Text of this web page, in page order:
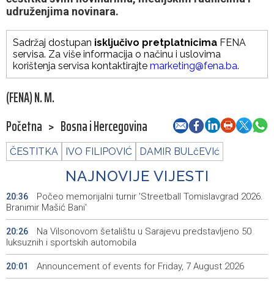
udruženjima novinara.
Sadržaj dostupan isključivo pretplatnicima FENA
servisa. Za više informacija o načinu i uslovima
korištenja servisa kontaktirajte marketing@fena.ba.
(FENA) N. M.
Početna > Bosna i Hercegovina
ČESTITKA IVO FILIPOVIĆ DAMIR BULčEVIć
NAJNOVIJE VIJESTI
20:36
Počeo memorijalni turnir 'Streetball Tomislavgrad 2026.
Branimir Mašić Bani'
20:26
Na Vilsonovom šetalištu u Sarajevu predstavljeno 50
luksuznih i sportskih automobila
20:01 Announcement of events for Friday, 7 August 2026